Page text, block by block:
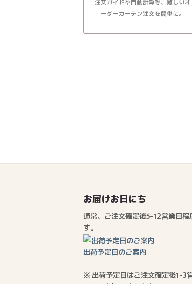
注文ガイドや自動計算等、難しいオ
ーダーカーテン注文を簡単に。
お届けお日にち
通常、ご注文確定後5-12営業日程
す。
出荷予定日のご案内
※ 出荷予定日はご注文確定後1-3